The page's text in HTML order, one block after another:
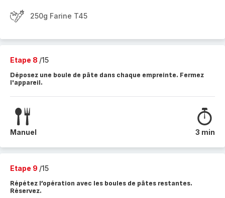
250g Farine T45
Etape 8 /15
Déposez une boule de pâte dans chaque empreinte. Fermez
l'appareil.
Manuel 3 min
Etape 9 /15
Répétez l’opération avec les boules de pâtes restantes.
Réservez.